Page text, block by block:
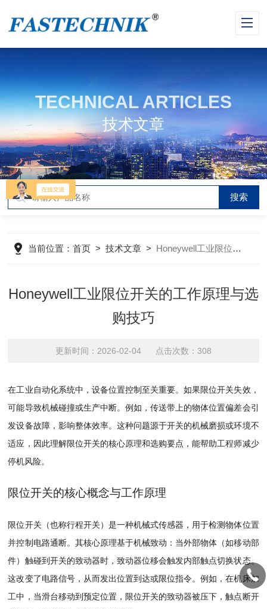
TECHNICAL ARTICLES
技术文章
当前位置：首页 >技术文章 > Honeywell工业限位开关的工作原理与选购技巧
Honeywell工业限位开关的工作原理与选
购技巧
更新时间：2026-02-04 点击次数：308
在工业自动化系统中，设备位置控制至关重要。如果限位开关失效，
可能导致机械碰撞或生产中断。例如，传送带上的物体位置偏差会引
发设备故障，影响整体效率。这种问题源于开关的机械磨损或环境不
适应，因此理解限位开关的核心原理和选购要点，能帮助工程师减少
停机风险。
限位开关的核心概念与工作原理
限位开关（也称行程开关）是一种机械式传感器，用于检测物体位置
并控制电路通断。其核心原理基于机械致动：当外部物体（如移动部
件）触碰到开关的致动器时，致动器位移会触发内部触点切换状态。
这改变了电路信号，从而发出位置到达或限位指令。例如，在机床加
工中，当滑台移动到预定位置，限位开关的致动器被压下，触点断开